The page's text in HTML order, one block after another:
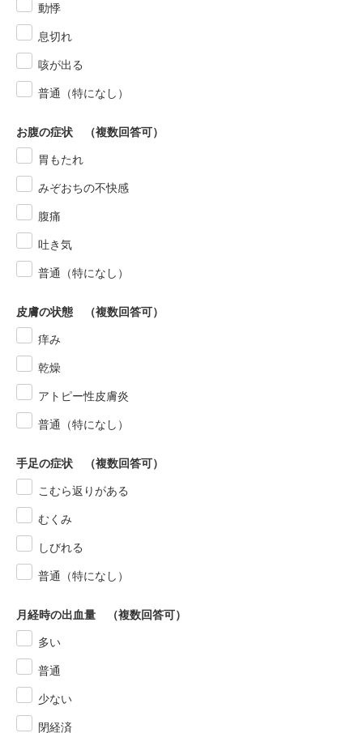
動悸
息切れ
咳が出る
普通（特になし）
お腹の症状 （複数回答可）
胃もたれ
みぞおちの不快感
腹痛
吐き気
普通（特になし）
皮膚の状態 （複数回答可）
痒み
乾燥
アトピー性皮膚炎
普通（特になし）
手足の症状 （複数回答可）
こむら返りがある
むくみ
しびれる
普通（特になし）
月経時の出血量 （複数回答可）
多い
普通
少ない
閉経済